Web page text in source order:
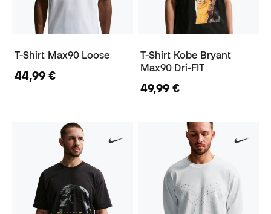
T-Shirt Max90 Loose
44,99 €
T-Shirt Kobe Bryant
Max90 Dri-FIT
49,99 €